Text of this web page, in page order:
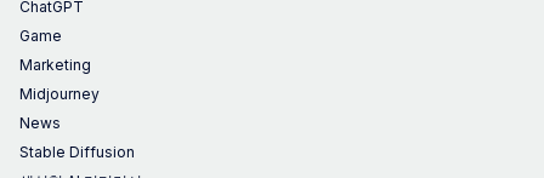
ChatGPT
Game
Marketing
Midjourney
News
Stable Diffusion